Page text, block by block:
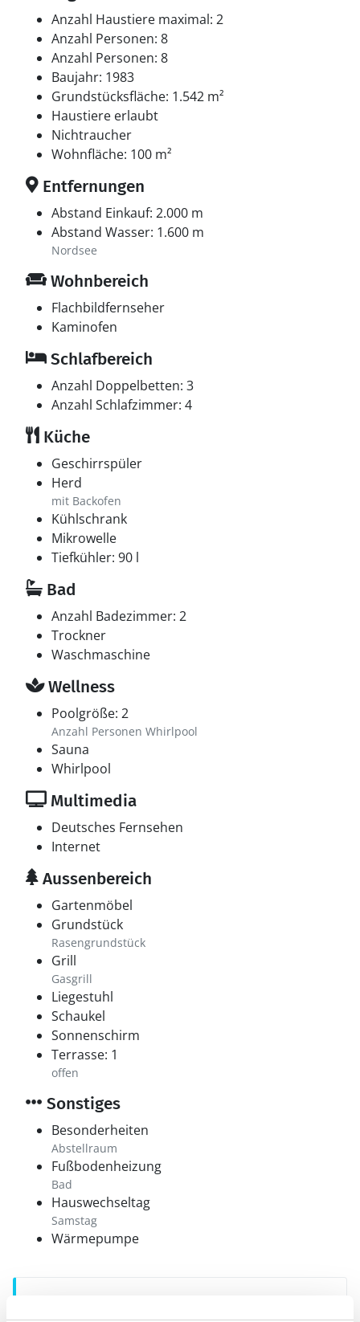
Anzahl Haustiere maximal: 2
Anzahl Personen: 8
Anzahl Personen: 8
Baujahr: 1983
Grundstücksfläche: 1.542 m²
Haustiere erlaubt
Nichtraucher
Wohnfläche: 100 m²
Entfernungen
Abstand Einkauf: 2.000 m
Abstand Wasser: 1.600 m
Nordsee
Wohnbereich
Flachbildfernseher
Kaminofen
Schlafbereich
Anzahl Doppelbetten: 3
Anzahl Schlafzimmer: 4
Küche
Geschirrspüler
Herd
mit Backofen
Kühlschrank
Mikrowelle
Tiefkühler: 90 l
Bad
Anzahl Badezimmer: 2
Trockner
Waschmaschine
Wellness
Poolgröße: 2
Anzahl Personen Whirlpool
Sauna
Whirlpool
Multimedia
Deutsches Fernsehen
Internet
Aussenbereich
Gartenmöbel
Grundstück
Rasengrundstück
Grill
Gasgrill
Liegestuhl
Schaukel
Sonnenschirm
Terrasse: 1
offen
Sonstiges
Besonderheiten
Abstellraum
Fußbodenheizung
Bad
Hauswechseltag
Samstag
Wärmepumpe